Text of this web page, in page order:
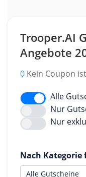
Trooper.AI
Angebote
0 Kein Coupon
Alle
Nur
Nur
Nach